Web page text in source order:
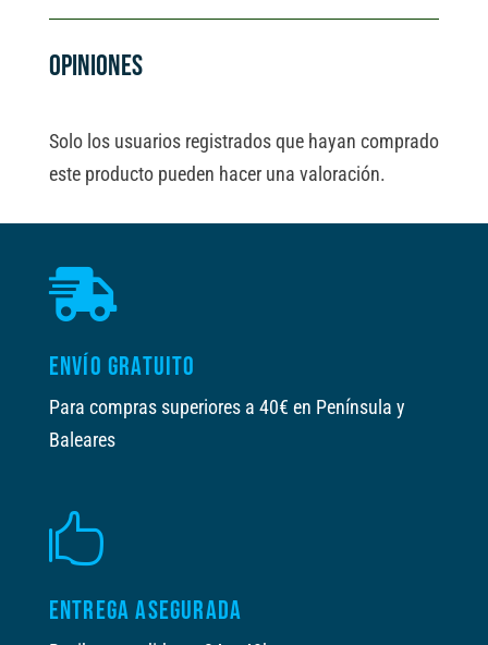
OPINIONES
Solo los usuarios registrados que hayan comprado
este producto pueden hacer una valoración.

ENVÍO GRATUITO
Para compras superiores a 40€ en Península y
Baleares

ENTREGA ASEGURADA